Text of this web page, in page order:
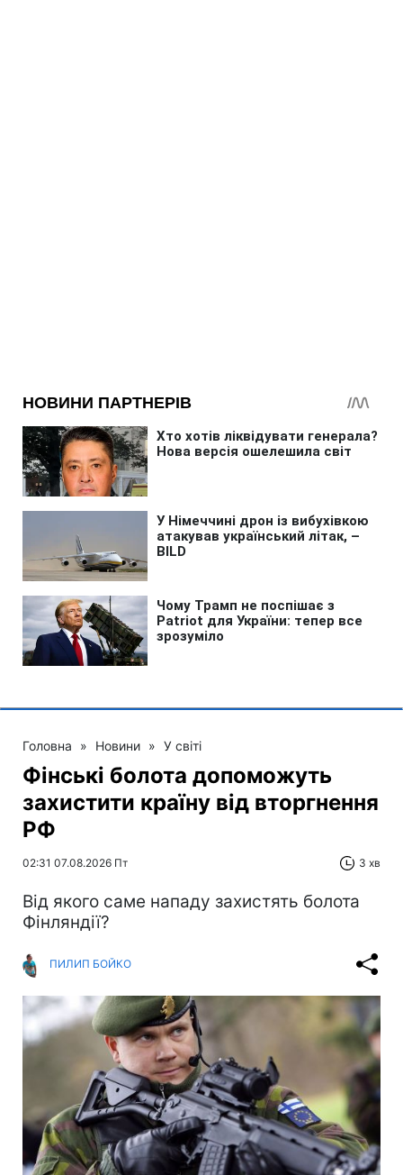
Головна » Новини » У світі
Фінські болота допоможуть
захистити країну від вторгнення
РФ
02:31 07.08.2026 Пт 3 хв
Від якого саме нападу захистять болота
Фінляндії?
ПИЛИП БОЙКО